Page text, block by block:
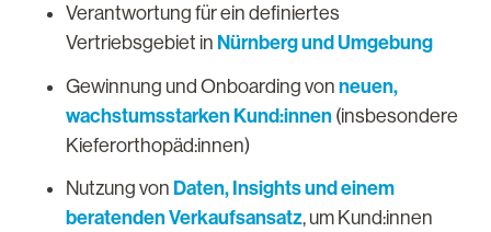
Verantwortung für ein definiertes
Vertriebsgebiet in Nürnberg und Umgebung
Gewinnung und Onboarding von neuen,
wachstumsstarken Kund:innen (insbesondere
Kieferorthopäd:innen)
Nutzung von Daten, Insights und einem
beratenden Verkaufsansatz, um Kund:innen